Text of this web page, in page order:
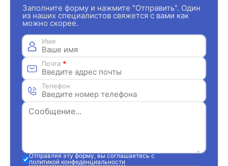
Заполните форму и нажмите "Отправить". Один
из наших специалистов свяжется с вами как
можно скорее.
Имя
Почта *
Телефон
Отправляя эту форму, вы соглашаетесь с
политикой конфеденциальности